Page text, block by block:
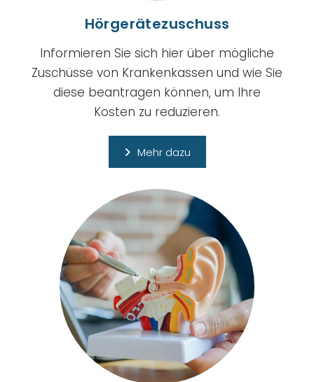
Hörgerätezuschuss
Informieren Sie sich hier über mögliche
Zuschüsse von Krankenkassen und wie Sie
diese beantragen können, um Ihre
Kosten zu reduzieren.
Mehr dazu